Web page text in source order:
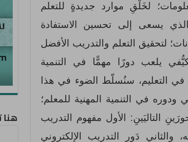
لخَلْقِ موارد جديدةٍ للتعلم
يسعى إلى تحسين الاستفادة
لتحقيق التعلم والتدريب الأفضل
التكيُّفي يلعب دورًا مهمًّا في التنمية
في التعليم، سنُسلّط الضوء في هذا
ودوره في التنمية المهنية للمعلم؛
التاليَينِ: الأول مفهوم التدريب
والثاني دَور التدريب الإلكتروني
هنا